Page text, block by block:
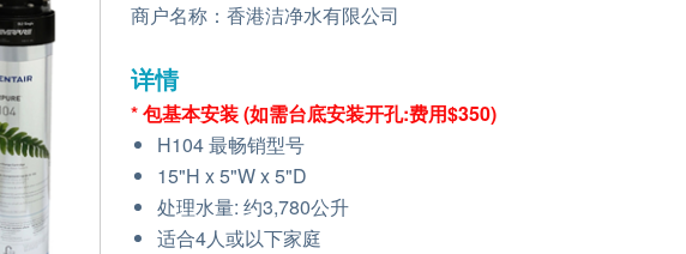
商户名称： 香港洁净水有限公司
详情
* 包基本安装 (如需台底安装开孔:费用$350)
H104 最畅销型号
15"H x 5"W x 5"D
处理水量: 约3,780公升
适合4人或以下家庭